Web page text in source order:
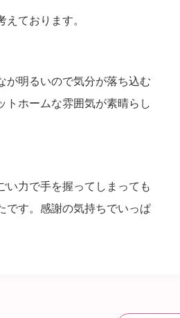
ております。
が明るいので気分が落ち込む
トホームな雰囲気が素晴らし
い力で手を握ってしまっても
です。感謝の気持ちでいっぱ